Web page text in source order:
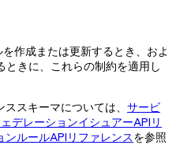
作成または更新するとき、およ
きに、これらの制約を適用し
スキーマについては、 サービ
デレーションイシュアーAPIリ
ンルールAPIリファレンスを参照